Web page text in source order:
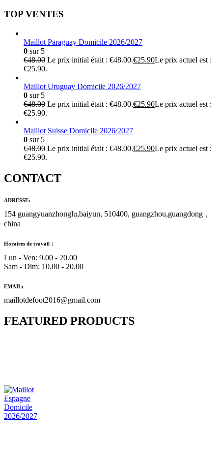
TOP VENTES
Maillot Paraguay Domicile 2026/2027
0 sur 5
€48.00 Le prix initial était : €48.00.€25.90Le prix actuel est :
€25.90.
Maillot Uruguay Domicile 2026/2027
0 sur 5
€48.00 Le prix initial était : €48.00.€25.90Le prix actuel est :
€25.90.
Maillot Suisse Domicile 2026/2027
0 sur 5
€48.00 Le prix initial était : €48.00.€25.90Le prix actuel est :
€25.90.
CONTACT
ADRESSE:
154 guangyuanzhonglu,baiyun, 510400, guangzhou,guangdong，
china
Horaires de travail：
Lun - Ven: 9.00 - 20.00
Sam - Dim: 10.00 - 20.00
EMAIL:
maillotdefoot2016@gmail.com
FEATURED PRODUCTS